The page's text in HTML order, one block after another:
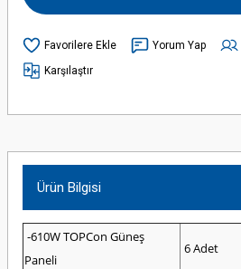
Yorum Yap
Karşılaştır
Ürün Bilgisi
-610W TOPCon Güneş
Paneli
6 Adet